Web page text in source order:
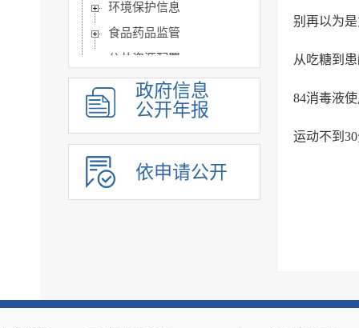
环境保护信息
食品药品监管
公共资源配置
公共监管信息
涉农补贴
旅游信息
乡村振兴信息
市政建设
政府信息
公开年报
依申请公开
别再以为
从吃糖到
84消毒液
运动不到